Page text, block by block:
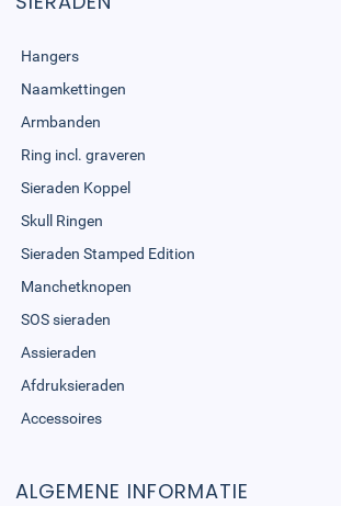
Hangers
Naamkettingen
Armbanden
Ring incl. graveren
Sieraden Koppel
Skull Ringen
Sieraden Stamped Edition
Manchetknopen
SOS sieraden
Assieraden
Afdruksieraden
Accessoires
ALGEMENE INFORMATIE